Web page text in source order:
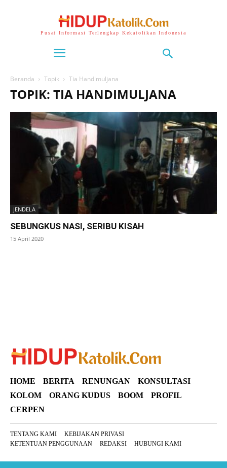
Pusat Informasi Terlengkap Kekatolikan Indonesia
Beranda Topik Tia Handimuljana
TOPIK: TIA HANDIMULJANA
JENDELA
SEBUNGKUS NASI, SERIBU KISAH
15 April 2020
HOME BERITA RENUNGAN
KONSULTASI
KOLOM
ORANG KUDUS BOOM
PROFIL
CERPEN
TENTANG KAMI
KEBIJAKAN PRIVASI
KETENTUAN PENGGUNAAN
REDAKSI HUBUNGI KAMI